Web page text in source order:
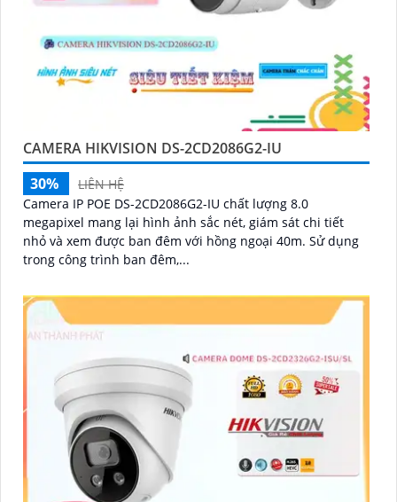
CAMERA HIKVISION DS-2CD2086G2-IU
30%
LIÊN HỆ
Camera IP POE DS-2CD2086G2-IU chất lượng 8.0
megapixel mang lại hình ảnh sắc nét, giám sát chi tiết
nhỏ và xem được ban đêm với hồng ngoại 40m. Sử dụng
trong công trình ban đêm,...